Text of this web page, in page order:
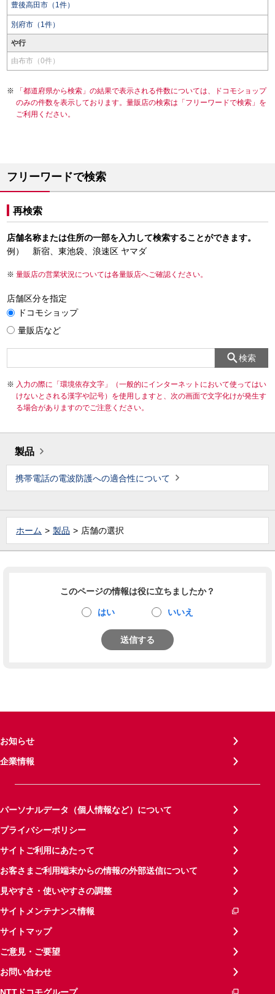
豊後高田市（1件）
別府市（1件）
や行
由布市（0件）
「都道府県から検索」の結果で表示される件数については、ドコモショップ
のみの件数を表示しております。量販店の検索は「フリーワードで検索」を
ご利用ください。
フリーワードで検索
再検索
店舗名称または住所の一部を入力して検索することができます。
例） 新宿、東池袋、浪速区 ヤマダ
量販店の営業状況については各量販店へご確認ください。
店舗区分を指定
ドコモショップ
量販店など
検索
入力の際に「環境依存文字」（一般的にインターネットにおいて使ってはい
けないとされる漢字や記号）を使用しますと、次の画面で文字化けが発生す
る場合がありますのでご注意ください。
製品
携帯電話の電波防護への適合性について
ホーム 製品 店舗の選択
このページの情報は役に立ちましたか？
はい いいえ
送信する
お知らせ
企業情報
パーソナルデータ（個人情報など）について
プライバシーポリシー
サイトご利用にあたって
お客さまご利用端末からの情報の外部送信について
見やすさ・使いやすさの調整
サイトメンテナンス情報
サイトマップ
ご意見・ご要望
お問い合わせ
NTTドコモグループ